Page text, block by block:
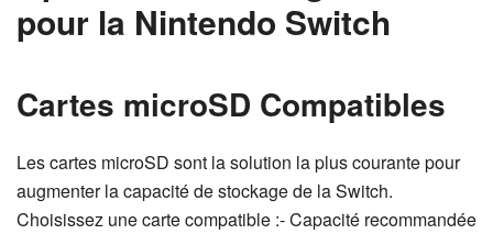
pour la Nintendo Switch
Cartes microSD Compatibles
Les cartes microSD sont la solution la plus courante pour
augmenter la capacité de stockage de la Switch.
Choisissez une carte compatible :- Capacité recommandée